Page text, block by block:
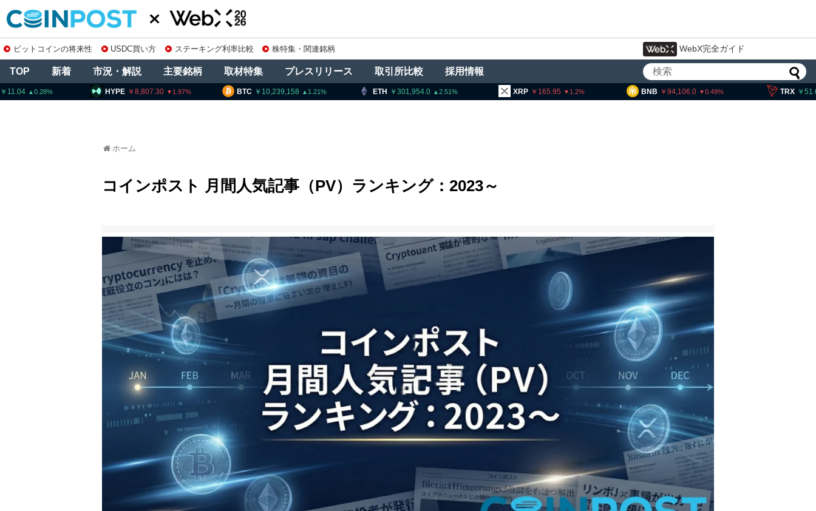
ビットコインの将来性 USDC買い方 ステーキング利率比較 株特集・関連銘柄 WebX完全ガイド
TOP 新着 市況・解説 主要銘柄 取材特集 プレスリリース 取引所比較 採用情報
BTC 10,239,158 1.21 ETH 301,954.0 2.51 XRP 1.2 BNB 94,106.0 0.49 TRX 0.13
HYPE 8,807.30 1.97
ホーム
コインポスト 月間人気記事（PV）ランキング：2023～